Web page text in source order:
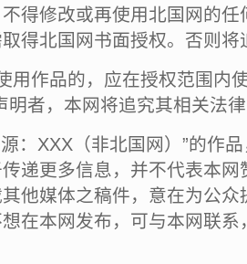
得修改或再使用北国网的
得北国网书面授权。否则将
用作品的，应在授权范围内
明者，本网将追究其相关法
：XXX（非北国网）”的作
递更多信息，并不代表本
他媒体之稿件，意在为公
在本网发布，可与本网联